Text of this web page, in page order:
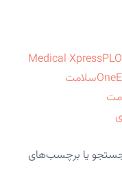
Medical Xpress
Oneسلامت
جستجو یا برچسب‌های